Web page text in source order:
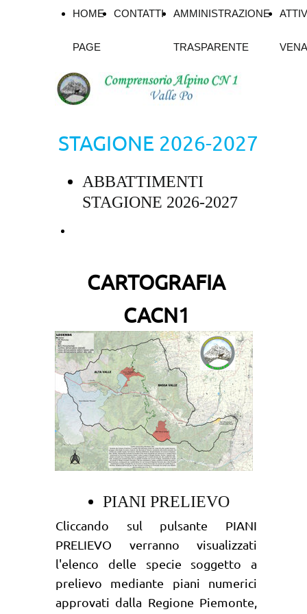
HOME
PAGE
CONTATTI AMMINISTRAZIONE
TRASPARENTE
STAGIONE 2026-2027
ABBATTIMENTI
STAGIONE 2026-2027
CARTOGRAFIA
CACN1
PIANI PRELIEVO
Cliccando sul pulsante PIANI
PRELIEVO verranno visualizzati
l'elenco delle specie soggetto a
prelievo mediante piani numerici
approvati dalla Regione Piemonte,